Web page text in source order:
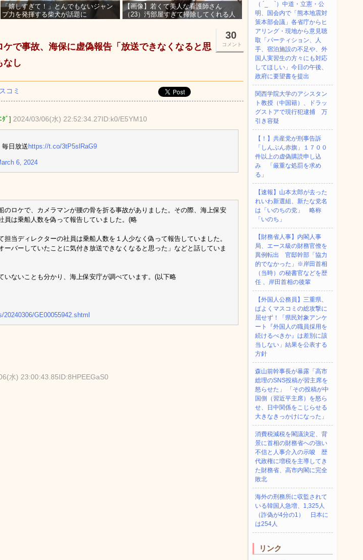
「嬉しすぎて！」とんでもないジャン
プ力を発揮する柴犬が話題に
【画像】若くて美人な看護師さん
（23）汚部屋すぎて掃除してくれる人
30
コメント
で事故、海保に虚偽報告「放送できなくなると思
なし
コミ
ﾞ] 2024/03/06(水) 22:52:34.27ID:k0/E5YM10
日放送https://t.co/3tP5slRaG9
6, 2024
のロケで、カメラマンが腰の骨を折る事故がありました。その際、海上保安
員は乗船人数を偽って報告していました。(略
当ディレクターの社員は乗船人数を１人少なく偽って報告していました。
ーバーしていたことに気付き放送できなくなると思った」などと話していま
いないことも分かり、海上保安庁が調べています。(以下略
GE00055942.shtml
水) 23:00:43.85ID:8HPEEGaS0
（ ´_ゝ`）中道・立憲・公
明、国会内で「熊本地震対
策本部会議」各省庁からヒ
アリング・現地から意見聴
取「パーティション、人
手、宿泊施設の不足や、外
国人実習生の方々にも対応
してほしい」今日の午後、
政府に要望書を提出
関西学院大学のアシスタン
ト教授（中国籍）、ドラッ
グストアで現行犯逮捕 万
引き容疑
【！】共産党が刑事告訴
「しんぶん赤旗」１７００
件以上の虚偽購読申し込
み 「厳重な処罰を求め
る」
【速報】山本太郎が去った
れいわ新選組、新たな党名
は「いのちの党」 略称
「いのち」
【財務省人事】内閣人事
局、エース級の財務官僚を
異例転出 官邸幹部「協力
的でなかった」※岸田首相
（当時）の秘書官などを歴
任 、岸田首相の後輩
【外国人公務員】三重県、
ぱよくマスコミの総攻撃に
屈せず！「県民対象アンケ
ート『外国人の職員採用を
続けるべきか』は差別に該
当しない」結果を公表する
方針
森山前幹事長が暴露「高市
総理のSNS投稿が習主席を
怒らせた」 「その投稿が中
国側（習近平主席）を怒ら
せ、日中関係をこじらせる
大きなきっかけになった」
消費税減税を閣議決定、背
景に首相の財務省への強い
不信と人事介入の示唆 歴
代政権に増税を主導してき
た財務省、高市内閣に完全
敗北
海外の刑務所に収監されて
いる韓国人急増、1,325人
（詐偽が4分の1） 日本に
は254人
リンク